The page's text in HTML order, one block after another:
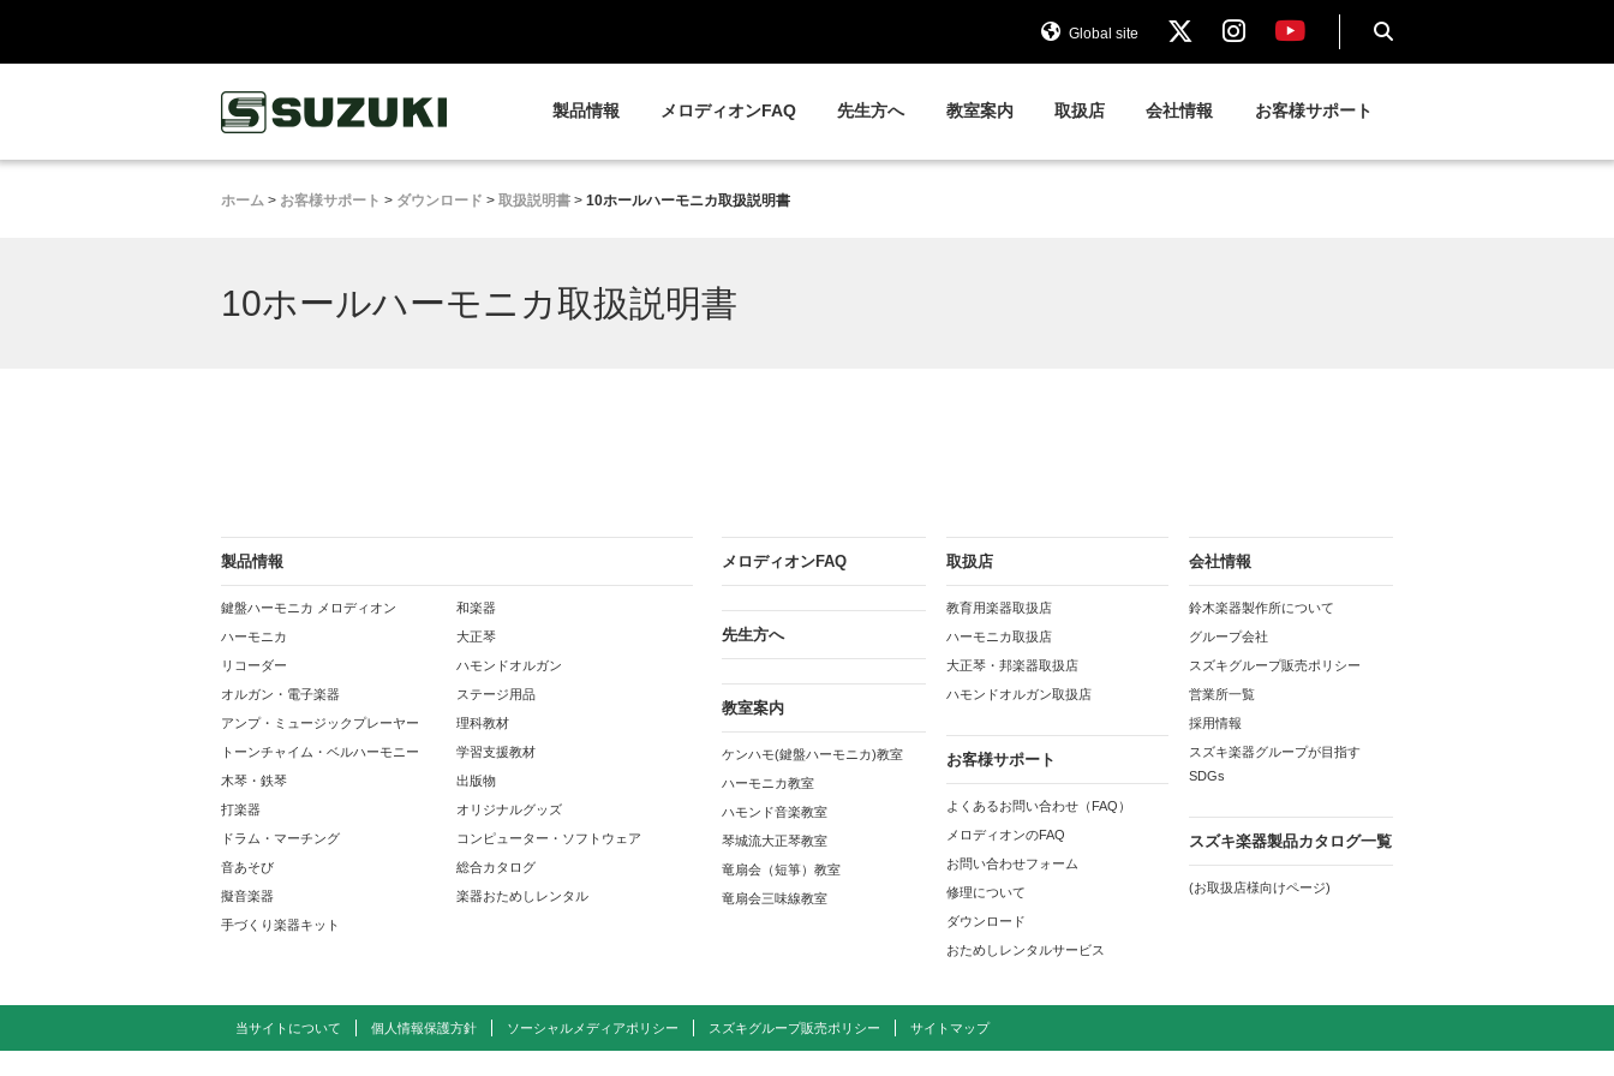
Global site
製品情報 メロディオンFAQ 先生方へ 教室案内 取扱店 会社情報 お客様サポート
ホーム > お客様サポート > ダウンロード > 取扱説明書 > 10ホールハーモニカ取扱説明書
10ホールハーモニカ取扱説明書
製品情報
鍵盤ハーモニカ メロディオン
ハーモニカ
リコーダー
オルガン・電子楽器
アンプ・ミュージックプレーヤー
トーンチャイム・ベルハーモニー
木琴・鉄琴
打楽器
ドラム・マーチング
音あそび
擬音楽器
手づくり楽器キット
和楽器
大正琴
ハモンドオルガン
ステージ用品
理科教材
学習支援教材
出版物
オリジナルグッズ
コンピューター・ソフトウェア
総合カタログ
楽器おためしレンタル
メロディオンFAQ
先生方へ
教室案内
ケンハモ(鍵盤ハーモニカ)教室
ハーモニカ教室
ハモンド音楽教室
琴城流大正琴教室
竜扇会（短箏）教室
竜扇会三味線教室
取扱店
教育用楽器取扱店
ハーモニカ取扱店
大正琴・邦楽器取扱店
ハモンドオルガン取扱店
お客様サポート
よくあるお問い合わせ（FAQ）
メロディオンのFAQ
お問い合わせフォーム
修理について
ダウンロード
おためしレンタルサービス
会社情報
鈴木楽器製作所について
グループ会社
スズキグループ販売ポリシー
営業所一覧
採用情報
スズキ楽器グループが目指す
SDGs
スズキ楽器製品カタログ一覧
(お取扱店様向けページ)
当サイトについて 個人情報保護方針 ソーシャルメディアポリシー スズキグループ販売ポリシー サイトマップ